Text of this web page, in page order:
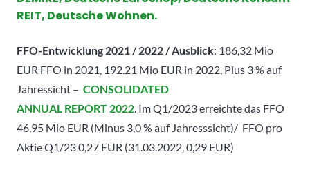
REIT, Deutsche Wohnen.
FFO-Entwicklung 2021 / 2022 / Ausblick: 186,32 Mio
EUR FFO in 2021, 192.21 Mio EUR in 2022, Plus 3 % auf
Jahressicht – CONSOLIDATED
ANNUAL REPORT 2022. Im Q1/2023 erreichte das FFO
46,95 Mio EUR (Minus 3,0 % auf Jahresssicht)/ FFO pro
Aktie Q1/23 0,27 EUR (31.03.2022, 0,29 EUR)